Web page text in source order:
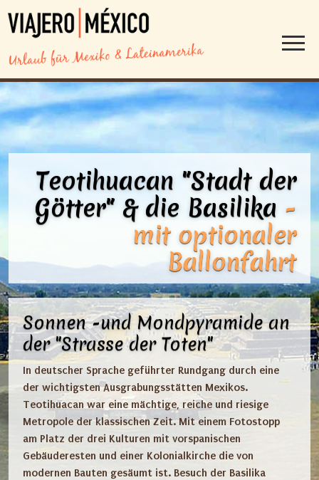
Teotihuacan "Stadt der
Götter" &die Basilika -
mit optionaler
Ballonfahrt
Sonnen -und Mondpyramide an
der "Strasse der Toten"
In deutscher Sprache geführter Rundgang durch eine
der wichtigsten Ausgrabungsstätten Mexikos.
Teotihuacan war eine mächtige, reiche und riesige
Metropole der klassischen Zeit. Mit einem Fotostopp
am Platz der drei Kulturen mit vorspanischen
Gebäuderesten und einer Kolonialkirche die von
modernen Bauten gesäumt ist. Besuch der Basilika